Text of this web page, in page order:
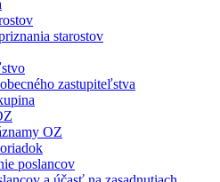
starostov
zastupiteľstva
OZ
poslancov